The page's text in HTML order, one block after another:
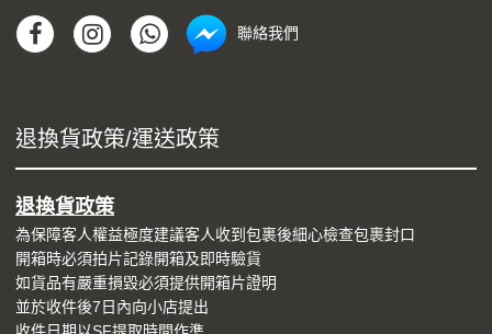
聯絡我們
退換貨政策/運送政策
退換貨政策
為保障客人權益極度建議客人收到包裹後細心檢查包裹封口
開箱時必須拍片記錄開箱及即時驗貨
如貨品有嚴重損毀必須提供開箱片證明
並於收件後7日內向小店提出